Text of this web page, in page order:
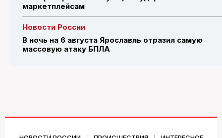
маркетплейсам
Новости России
В ночь на 6 августа Ярославль отразил самую
массовую атаку БПЛА